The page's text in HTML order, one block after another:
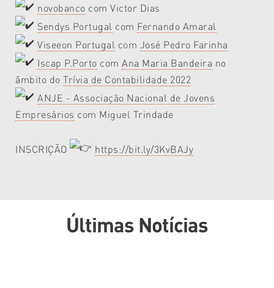
novobanco com Victor Dias
Sendys Portugal com Fernando Amaral
Viseeon Portugal com José Pedro Farinha
Iscap P.Porto comAna Maria Bandeira no
âmbito doTrívia de Contabilidade 2022
ANJE - Associação Nacional de Jovens
Empresários com Miguel Trindade
INSCRIÇÃO https://bit.ly/3KvBAJy
Últimas Notícias